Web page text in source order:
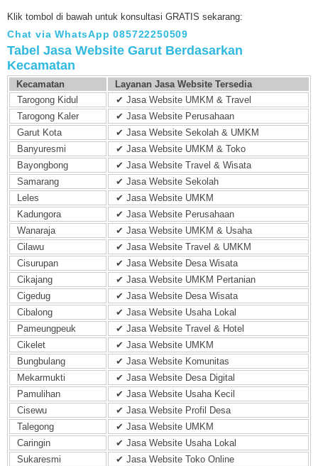
Klik tombol di bawah untuk konsultasi GRATIS sekarang:
Chat via WhatsApp 085722250509
Tabel Jasa Website Garut Berdasarkan
Kecamatan
Kecamatan
Layanan Jasa Website Tersedia
Tarogong Kidul
✔ Jasa Website UMKM & Travel
Tarogong Kaler
✔ Jasa Website Perusahaan
Garut Kota
✔ Jasa Website Sekolah & UMKM
Banyuresmi
✔ Jasa Website UMKM & Toko
Bayongbong
✔ Jasa Website Travel & Wisata
Samarang
✔ Jasa Website Sekolah
Leles
✔ Jasa Website UMKM
Kadungora
✔ Jasa Website Perusahaan
Wanaraja
✔ Jasa Website UMKM & Usaha
Cilawu
✔ Jasa Website Travel & UMKM
Cisurupan
✔ Jasa Website Desa Wisata
Cikajang
✔ Jasa Website UMKM Pertanian
Cigedug
✔ Jasa Website Desa Wisata
Cibalong
✔ Jasa Website Usaha Lokal
Pameungpeuk
✔ Jasa Website Travel & Hotel
Cikelet
✔ Jasa Website UMKM
Bungbulang
✔ Jasa Website Komunitas
Mekarmukti
✔ Jasa Website Desa Digital
Pamulihan
✔ Jasa Website Usaha Kecil
Cisewu
✔ Jasa Website Profil Desa
Talegong
✔ Jasa Website UMKM
Caringin
✔ Jasa Website Usaha Lokal
Sukaresmi
✔ Jasa Website Toko Online